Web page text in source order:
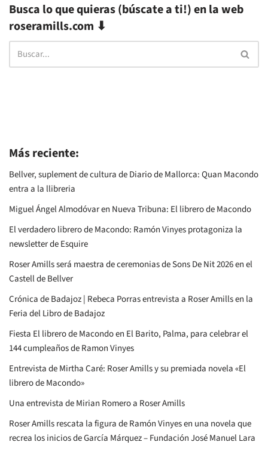
Busca lo que quieras (búscate a ti!) en la web
roseramills.com ⬇
Más reciente:
Bellver, suplement de cultura de Diario de Mallorca: Quan Macondo
entra a la llibreria
Miguel Ángel Almodóvar en Nueva Tribuna: El librero de Macondo
El verdadero librero de Macondo: Ramón Vinyes protagoniza la
newsletter de Esquire
Roser Amills será maestra de ceremonias de Sons De Nit 2026 en el
Castell de Bellver
Crónica de Badajoz | Rebeca Porras entrevista a Roser Amills en la
Feria del Libro de Badajoz
Fiesta El librero de Macondo en El Barito, Palma, para celebrar el
144 cumpleaños de Ramon Vinyes
Entrevista de Mirtha Caré: Roser Amills y su premiada novela «El
librero de Macondo»
Una entrevista de Mirian Romero a Roser Amills
Roser Amills rescata la figura de Ramón Vinyes en una novela que
recrea los inicios de García Márquez – Fundación José Manuel Lara